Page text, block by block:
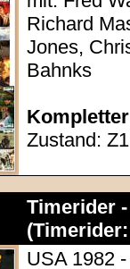
Richard
Jones,
Bahnks
Zustand: Z1
Timerider
USA 1982